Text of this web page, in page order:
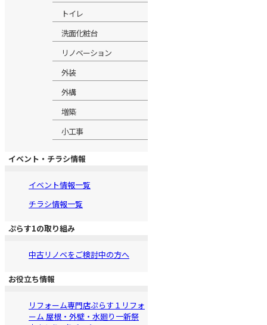
トイレ
洗面化粧台
リノベーション
外装
外構
増築
小工事
イベント・チラシ情報
イベント情報一覧
チラシ情報一覧
ぷらす1の取り組み
中古リノベをご検討中の方へ
お役立ち情報
リフォーム専門店ぷらす１リフォ
ーム 屋根・外壁・水廻り一新祭